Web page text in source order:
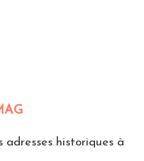
adresses historiques à